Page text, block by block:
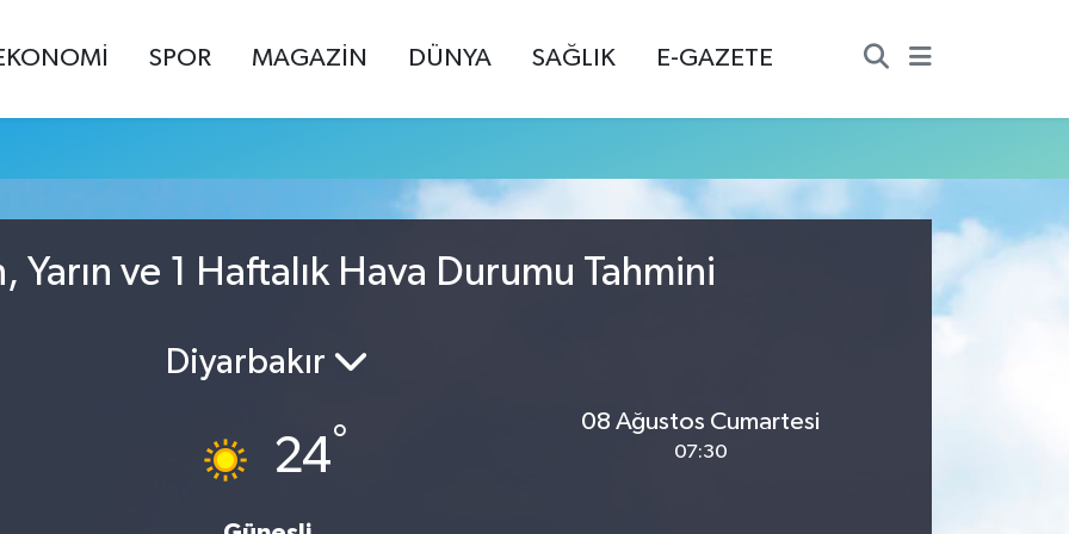
SPOR MAGAZİN DÜNYA SAĞLIK E-GAZETE
Yarın ve 1 Haftalık Hava Durumu Tahmini
Diyarbakır
24°
08 Ağustos Cumartesi
07:30